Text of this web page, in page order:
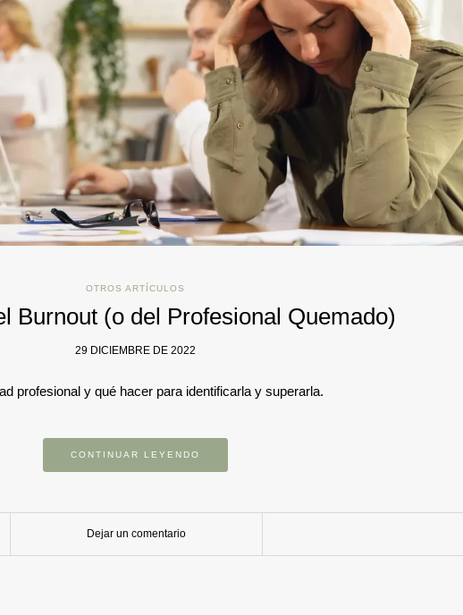
OTROS ARTÍCULOS
Burnout (o del Profesional Quemado)
29 DICIEMBRE DE 2022
profesional y qué hacer para identificarla y superarla.
CONTINUAR LEYENDO
Dejar un comentario